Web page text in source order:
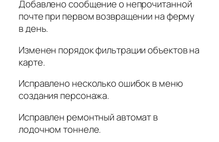
Добавлено сообщение о непрочитанной
почте при первом возвращении на ферму
в день.
Изменен порядок фильтрации объектов на
карте.
Исправлено несколько ошибок в меню
создания персонажа.
Исправлен ремонтный автомат в
лодочном тоннеле.